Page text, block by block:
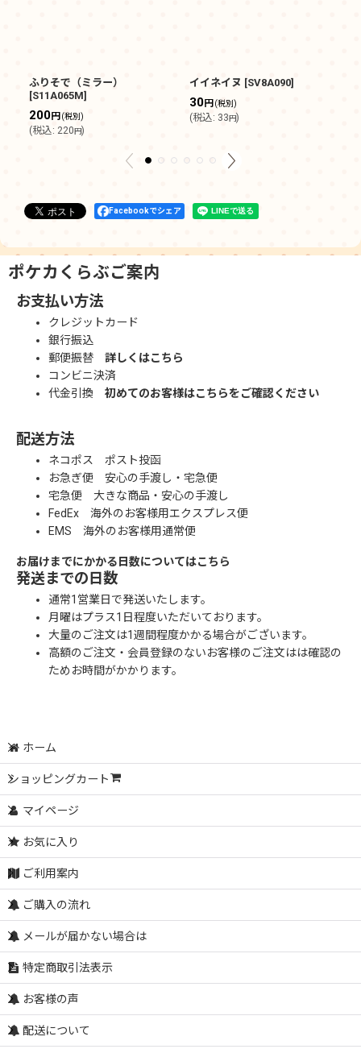
ふりそで（ミラー）
[S11A065M]
200円(税別)
(税込: 220円)
イイネイヌ [SV8A090]
30円(税別)
(税込: 33円)
Facebookでシェア
ポケカくらぶご案内
お支払い方法
クレジットカード
銀行振込
郵便振替 詳しくはこちら
コンビニ決済
代金引換 初めてのお客様はこちらをご確認ください
配送方法
ネコポス ポスト投函
お急ぎ便 安心の手渡し・宅急便
宅急便 大きな商品・安心の手渡し
FedEx 海外のお客様用エクスプレス便
EMS 海外のお客様用通常便
お届けまでにかかる日数についてはこちら
発送までの日数
通常1営業日で発送いたします。
月曜はプラス1日程度いただいております。
大量のご注文は1週間程度かかる場合がございます。
高額のご注文・会員登録のないお客様のご注文はは確認の
ためお時間がかかります。
ホーム
ショッピングカート
マイページ
お気に入り
ご利用案内
ご購入の流れ
メールが届かない場合は
特定商取引法表示
お客様の声
配送について